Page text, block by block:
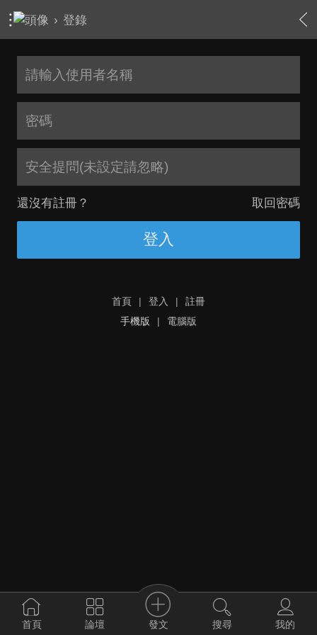
› 登錄
安全提問(未設定請忽略)
還沒有註冊？ 取回密碼
登入
首頁 | 登入 |
註冊
手機版
| 電腦版
首頁 論壇 發文 搜尋 我的